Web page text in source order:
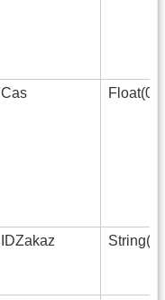
Cas Float(0)
IDZakaz